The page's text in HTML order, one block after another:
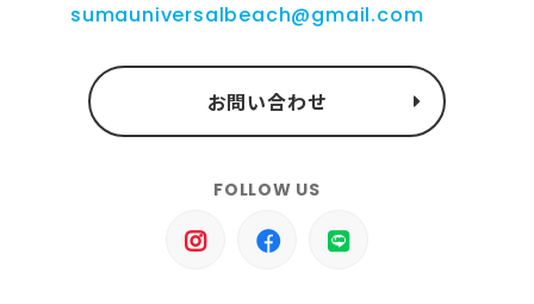
sumauniversalbeach@gmail.com
お問い合わせ
FOLLOW US